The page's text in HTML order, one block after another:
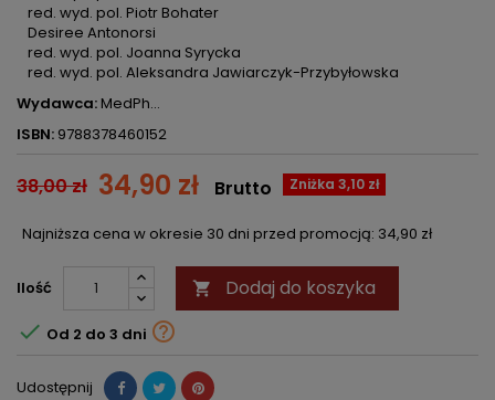
red. wyd. pol. Piotr Bohater
Desiree Antonorsi
red. wyd. pol. Joanna Syrycka
red. wyd. pol. Aleksandra Jawiarczyk-Przybyłowska
Wydawca:MedPh...
ISBN: 9788378460152
38,00 zł 34,90 zł Zniżka 3,10 zł
Brutto
Najniższa cena w okresie 30 dni przed promocją: 34,90 zł
Ilość  Dodaj do koszyka
 Od 2 do 3 dni 
Udostępnij